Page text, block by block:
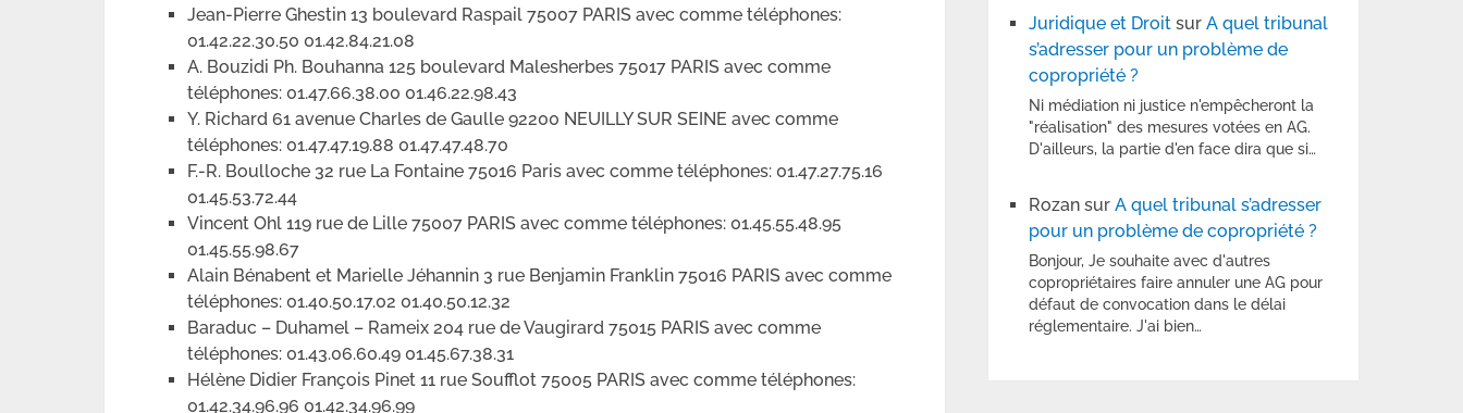
Jean-Pierre Ghestin 13 boulevard Raspail 75007 PARIS avec comme téléphones:
01.42.22.30.50 01.42.84.21.08
A. Bouzidi Ph. Bouhanna 125 boulevard Malesherbes 75017 PARIS avec comme
téléphones: 01.47.66.38.00 01.46.22.98.43
Y. Richard 61 avenue Charles de Gaulle 92200 NEUILLY SUR SEINE avec comme
téléphones: 01.47.47.19.88 01.47.47.48.70
F.-R. Boulloche 32 rue La Fontaine 75016 Paris avec comme téléphones: 01.47.27.75.16
01.45.53.72.44
Vincent Ohl 119 rue de Lille 75007 PARIS avec comme téléphones: 01.45.55.48.95
01.45.55.98.67
Alain Bénabent et Marielle Jéhannin 3 rue Benjamin Franklin 75016 PARIS avec comme
téléphones: 01.40.50.17.02 01.40.50.12.32
Baraduc – Duhamel – Rameix 204 rue de Vaugirard 75015 PARIS avec comme
téléphones: 01.43.06.60.49 01.45.67.38.31
Hélène Didier François Pinet 11 rue Soufflot 75005 PARIS avec comme téléphones:
01.42.34.96.96 01.42.34.96.99
Juridique et Droit surA quel tribunal
s’adresser pour un problème de
copropriété ?
Ni médiation ni justice n'empêcheront la
"réalisation" des mesures votées en AG.
D'ailleurs, la partie d'en face dira que si…
Rozan surA quel tribunal s’adresser
pour un problème de copropriété ?
Bonjour, Je souhaite avec d'autres
copropriétaires faire annuler une AG pour
défaut de convocation dans le délai
réglementaire. J'ai bien…